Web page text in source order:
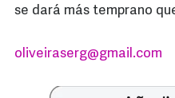
se dará más temprano
oliveiraserg@gmail.com